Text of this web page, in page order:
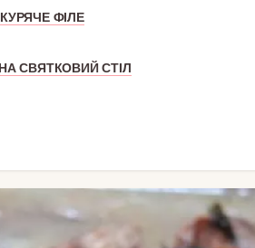
КУРЯЧЕ ФІЛЕ
НА СВЯТКОВИЙ СТІЛ